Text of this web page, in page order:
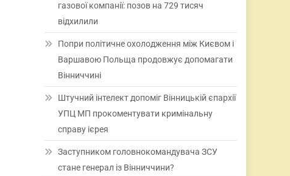
газової компанії: позов на 729 тисяч
відхилили
Попри політичне охолодження між Києвом і
Варшавою Польща продовжує допомагати
Вінниччині
Штучний інтелект допоміг Вінницькій єпархії
УПЦ МП прокоментувати кримінальну
справу ієрея
Заступником головнокомандувача ЗСУ
стане генерал із Вінниччини?